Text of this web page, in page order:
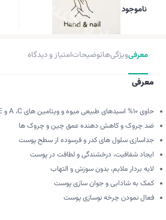
ناموجود
معرفیویژگی‌هاتوضیحاتامتیاز و دیدگاه
معرفی
حاوی ۱۰% اسیدهای طبیعی میوه و ویتامین های A ،C و E
ضد چروک و کاهش دهنده عمق چین و چروک ها
جداسازی سلول های کدر و فرسوده از سطح پوست
ایجاد شفافیت، درخشندگی و لطافت در پوست
لایه بردار ملایم، بدون سوزش و التهاب
کمک به شادابی و جوان سازی پوست
فعال نمودن چرخه نوسازی پوست